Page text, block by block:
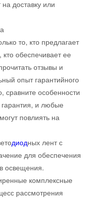
доставку или
то, кто предлагает
обеспечивает ее
отзывы и
опыт гарантийного
сравните особенности
гарантия, и любые
повлиять на
диодных лент с
для обеспечения
освещения.
комплексные
рассмотрения